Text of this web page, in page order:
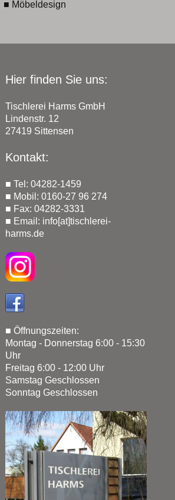
■ Möbeldesign
Hier finden Sie uns:
Tischlerei Harms GmbH
Lindenstr. 12
27419 Sittensen
Kontakt:
■ Tel: 04282-1459
■ Mobil: 0160-27 96 274
■ Fax: 04282-3331
■ Email: info[at]tischlerei-
harms.de
■ Öffnungszeiten:
Montag - Donnerstag 6:00 - 15:30
Uhr
Freitag 6:00 - 12:00 Uhr
Samstag Geschlossen
Sonntag Geschlossen